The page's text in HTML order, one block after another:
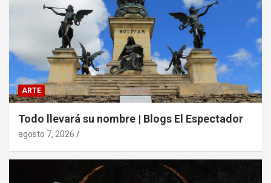
ARTE
Todo llevará su nombre | Blogs El Espectador
agosto 7, 2026